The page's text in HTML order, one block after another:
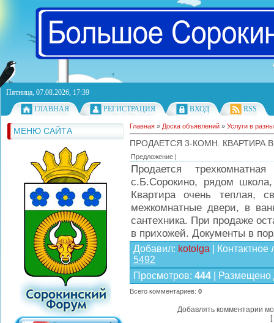
Пятница, 07.08.2026, 17:39
ГЛАВНАЯ
РЕГИСТРАЦИЯ ВХОД RSS
МЕНЮ САЙТА Главная » Доска объявлений » Услуги в
ПРОДАЕТСЯ 3-КОМН. КВАРТИРА
Предложение |
Продается
с.Б.Сорокино, рядом
Квартира очень теплая,
межкомнатные двери, в
сантехника. При продаже
в прихожей. Документы в
Добавил: kotolga
Контактное
5492
Просмотров: 444 Размещено
Всего комментариев: 0
Добавлять комментарии
[